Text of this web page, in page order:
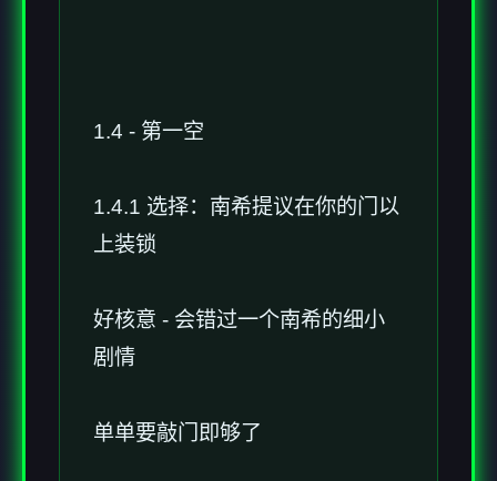
1.4 - 第一空
1.4.1 选择：南希提议在你的门以
上装锁
好核意 - 会错过一个南希的细小
剧情
单单要敲门即够了